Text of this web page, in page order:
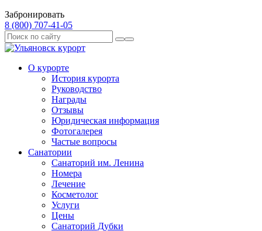
Забронировать
8 (800) 707‑41‑05
О курорте
История курорта
Руководство
Награды
Отзывы
Юридическая информация
Фотогалерея
Частые вопросы
Санатории
Санаторий им. Ленина
Номера
Лечение
Косметолог
Услуги
Цены
Санаторий Дубки